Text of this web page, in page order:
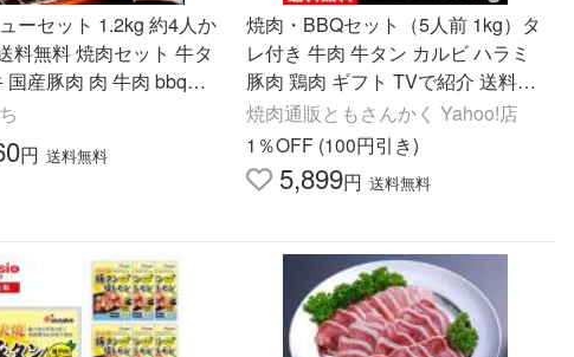
ーセット 1.2kg 約4人か
料無料 焼肉セット 牛タ
国産豚肉 肉 牛肉 bbqセ
キャンプ 爆買
円 送料無料
焼肉・BBQセット（5人前 1kg）タ
レ付き 牛肉 牛タン カルビ ハラミ
豚肉 鶏肉 ギフト TVで紹介 送料無
料
焼肉通販ともさんかく Yahoo!店
1％OFF (100円引き)
5,899円 送料無料